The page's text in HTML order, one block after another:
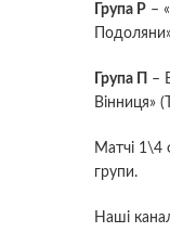
Група Р –
Група П –
Вінниця»
Матчі 1\4
групи.
Наші